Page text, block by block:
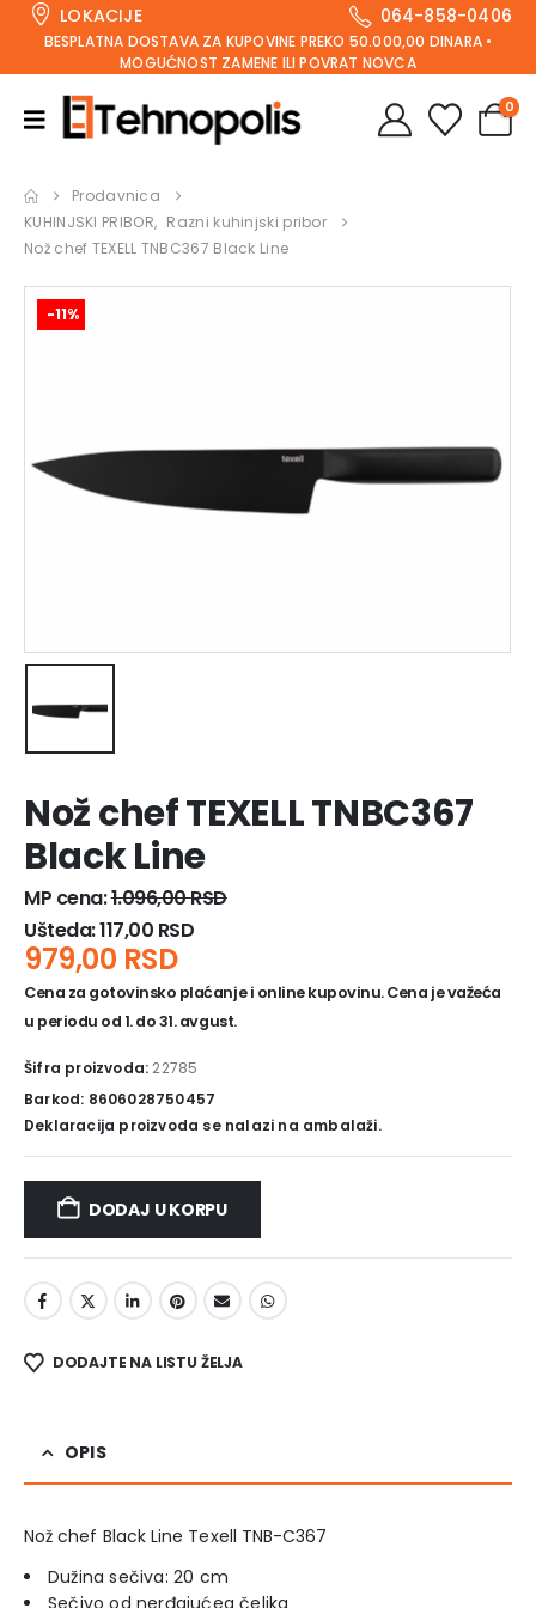
LOKACIJE 064-858-0406
BESPLATNA DOSTAVA ZA KUPOVINE PREKO 50.000,00 DINARA •
MOGUĆNOST ZAMENE ILI POVRAT NOVCA
0
Prodavnica
KUHINJSKI PRIBOR, Razni kuhinjski pribor
Nož chef TEXELL TNBC367 Black Line
-11%
Nož chef TEXELL TNBC367
Black Line
MP cena:1.096,00RSD
Ušteda:117,00 RSD
979,00 RSD
Cena za gotovinsko plaćanje i online kupovinu. Cena je važeća
u periodu od 1. do 31. avgust.
Šifra proizvoda: 22785
Barkod: 8606028750457
Deklaracija proizvoda se nalazi na ambalaži.
DODAJ U KORPU
DODAJTE NA LISTU ŽELJA
OPIS
Nož chef Black Line Texell TNB-C367
Dužina sečiva: 20 cm
Sečivo od nerđajućeg čelika